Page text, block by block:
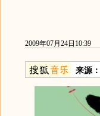
2009年07月24日10:39
来源：